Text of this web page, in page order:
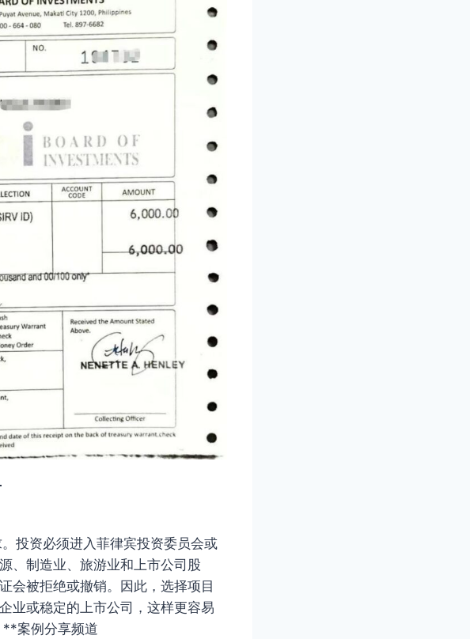
投资必须进入菲律宾投资委员会或
、制造业、旅游业和上市公司股
会被拒绝或撤销。因此，选择项目
业或稳定的上市公司，这样更容易
**案例分享频道